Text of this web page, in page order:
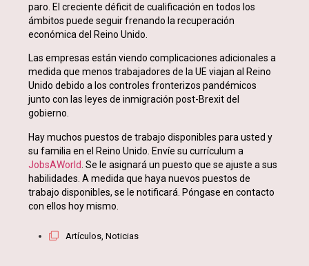
paro. El creciente déficit de cualificación en todos los
ámbitos puede seguir frenando la recuperación
económica del Reino Unido.
Las empresas están viendo complicaciones adicionales a
medida que menos trabajadores de la UE viajan al Reino
Unido debido a los controles fronterizos pandémicos
junto con las leyes de inmigración post-Brexit del
gobierno.
Hay muchos puestos de trabajo disponibles para usted y
su familia en el Reino Unido. Envíe su currículum a
JobsAWorld . Se le asignará un puesto que se ajuste a sus
habilidades. A medida que haya nuevos puestos de
trabajo disponibles, se le notificará. Póngase en contacto
con ellos hoy mismo.
Artículos,Noticias